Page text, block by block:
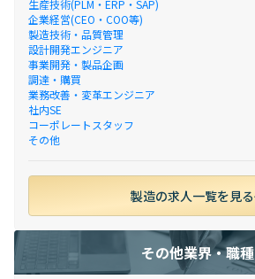
生産技術(PLM・ERP・SAP)
企業経営(CEO・COO等)
製造技術・品質管理
設計開発エンジニア
事業開発・製品企画
調達・購買
業務改善・変革エンジニア
社内SE
コーポレートスタッフ
その他
製造の求人一覧を見る
その他業界・職種